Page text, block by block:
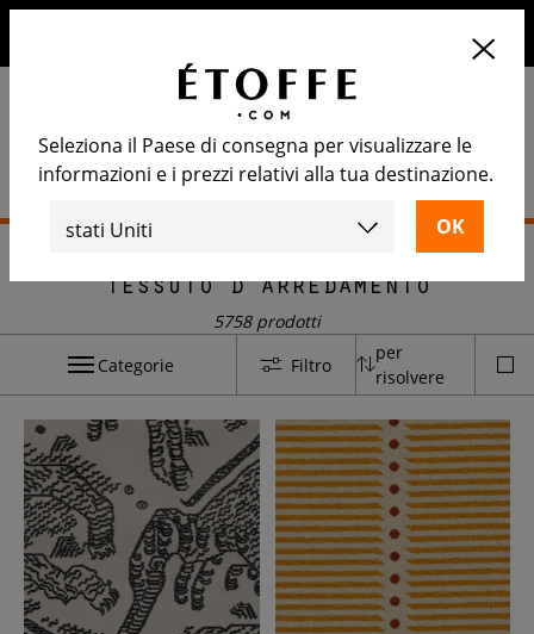
> Tessuto d'arredamento
Tessuto d'arredamento
5758 prodotti
Categorie
Filtro
per
risolvere
Seleziona il Paese di consegna per visualizzare le
informazioni e i prezzi relativi alla tua destinazione.